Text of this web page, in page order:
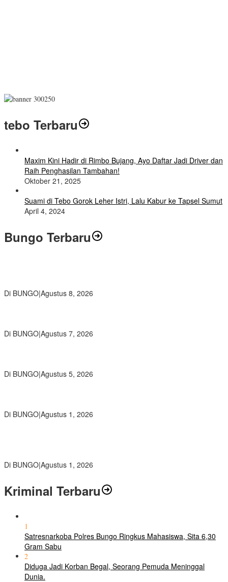
tebo Terbaru
Maxim Kini Hadir di Rimbo Bujang, Ayo Daftar Jadi Driver dan
Raih Penghasilan Tambahan!
Oktober 21, 2025
Suami di Tebo Gorok Leher Istri, Lalu Kabur ke Tapsel Sumut
April 4, 2024
Bungo Terbaru
Di BUNGO|Agustus 8, 2026
Di BUNGO|Agustus 7, 2026
Di BUNGO|Agustus 5, 2026
Di BUNGO|Agustus 1, 2026
Di BUNGO|Agustus 1, 2026
Kriminal Terbaru
1
Satresnarkoba Polres Bungo Ringkus Mahasiswa, Sita 6,30
Gram Sabu
2
Diduga Jadi Korban Begal, Seorang Pemuda Meninggal
Dunia.